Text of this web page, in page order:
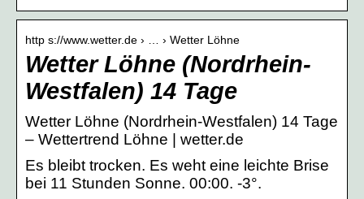
http s://www.wetter.de › … › Wetter Löhne
Wetter Löhne (Nordrhein-
Westfalen) 14 Tage
Wetter Löhne (Nordrhein-Westfalen) 14 Tage
– Wettertrend Löhne | wetter.de
Es bleibt trocken. Es weht eine leichte Brise
bei 11 Stunden Sonne. 00:00. -3°.